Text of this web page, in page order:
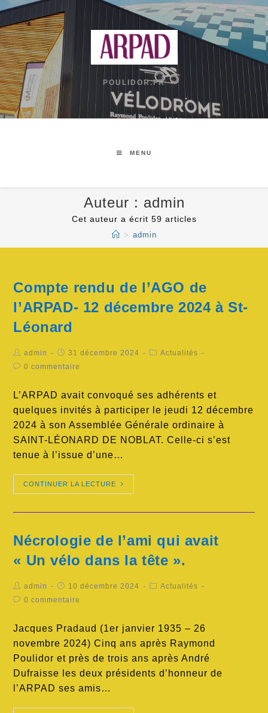
POULIDOR.FR
MENU
Auteur : admin
Cet auteur a écrit 59 articles
> admin
Compte rendu de l’AGO de
l’ARPAD- 12 décembre 2024 à St-
Léonard
admin 31 décembre 2024
Actualités
0 commentaire
L’ARPAD avait convoqué ses adhérents et
quelques invités à participer le jeudi 12 décembre
2024 à son Assemblée Générale ordinaire à
SAINT-LÉONARD DE NOBLAT. Celle-ci s’est
tenue à l’issue d’une…
CONTINUER LA LECTURE
Nécrologie de l’ami qui avait
« Un vélo dans la tête ».
admin 10 décembre 2024
Actualités
0 commentaire
Jacques Pradaud (1er janvier 1935 – 26
novembre 2024) Cinq ans après Raymond
Poulidor et près de trois ans après André
Dufraisse les deux présidents d’honneur de
l’ARPAD ses amis…